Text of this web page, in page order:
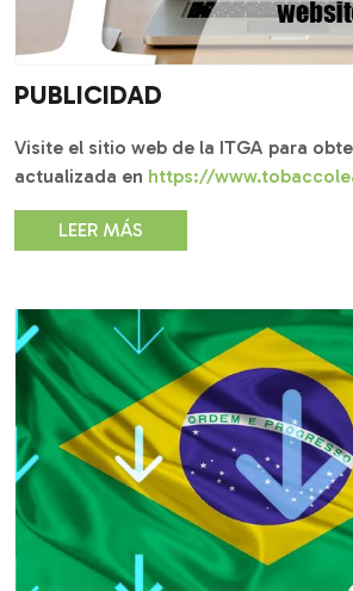
PUBLICIDAD
Visite el sitio web de la ITGA para
actualizada en https://
LEER MÁS